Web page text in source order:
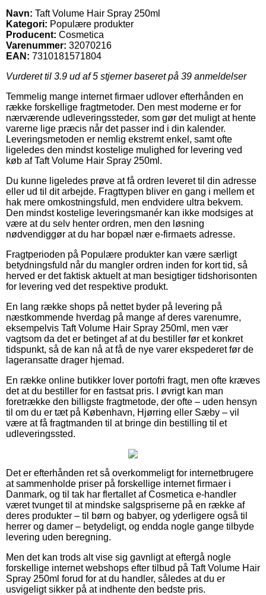
Navn: Taft Volume Hair Spray 250ml
Kategori: Populære produkter
Producent: Cosmetica
Varenummer: 32070216
EAN: 7310181571804
Vurderet til 3.9 ud af 5 stjerner baseret på 39 anmeldelser
Temmelig mange internet firmaer udlover efterhånden en
række forskellige fragtmetoder. Den mest moderne er for
nærværende udleveringssteder, som gør det muligt at hente
varerne lige præcis når det passer ind i din kalender.
Leveringsmetoden er nemlig ekstremt enkel, samt ofte
ligeledes den mindst kostelige mulighed for levering ved
køb af Taft Volume Hair Spray 250ml.
Du kunne ligeledes prøve at få ordren leveret til din adresse
eller ud til dit arbejde. Fragttypen bliver en gang i mellem et
hak mere omkostningsfuld, men endvidere ultra bekvem.
Den mindst kostelige leveringsmanér kan ikke modsiges at
være at du selv henter ordren, men den løsning
nødvendiggør at du har bopæl nær e-firmaets adresse.
Fragtperioden på Populære produkter kan være særligt
betydningsfuld når du mangler ordren inden for kort tid, så
herved er det faktisk aktuelt at man besigtiger tidshorisonten
for levering ved det respektive produkt.
En lang række shops på nettet byder på levering på
næstkommende hverdag på mange af deres varenumre,
eksempelvis Taft Volume Hair Spray 250ml, men vær
vagtsom da det er betinget af at du bestiller før et konkret
tidspunkt, så de kan nå at få de nye varer ekspederet før de
lageransatte drager hjemad.
En række online butikker lover portofri fragt, men ofte kræves
det at du bestiller for en fastsat pris. I øvrigt kan man
foretrække den billigste fragtmetode, der ofte – uden hensyn
til om du er tæt på København, Hjørring eller Sæby – vil
være at få fragtmanden til at bringe din bestilling til et
udleveringssted.
Det er efterhånden ret så overkommeligt for internetbrugere
at sammenholde priser på forskellige internet firmaer i
Danmark, og til tak har flertallet af Cosmetica e-handler
været tvunget til at mindske salgspriserne på en række af
deres produkter – til børn og babyer, og yderligere også til
herrer og damer – betydeligt, og endda nogle gange tilbyde
levering uden beregning.
Men det kan trods alt vise sig gavnligt at eftergå nogle
forskellige internet webshops efter tilbud på Taft Volume Hair
Spray 250ml forud for at du handler, således at du er
usvigeligt sikker på at indhente den bedste pris.